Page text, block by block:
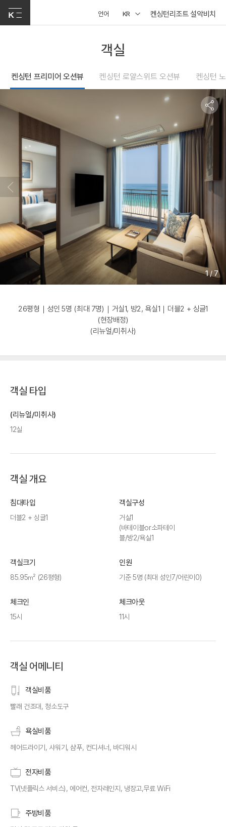
언어 KR 켄싱턴리조트 설악비치
객실
켄싱턴 프리미어 오션뷰 켄싱턴 로얄스위트 오션뷰 켄싱턴
1/7
26평형｜성인 5명 (최대 7명)｜거실1, 방2, 욕실1｜더블2 + 싱글1
(현장배정)
(리뉴얼/미취사)
객실 타입
(리뉴얼/미취사)
12실
객실 개요
침대타입
더블2 + 싱글1
객실구성
거실1
(바테이블or소파테이
블/방2/욕실1
객실크기
85.95㎡ (26평형)
인원
기준 5명 (최대 성인7/어린이0)
체크인
15시
체크아웃
11시
객실 어메니티
객실비품
빨래 건조대, 청소도구
욕실비품
헤어드라이기, 샤워기, 샴푸, 컨디셔너, 바디워시
전자비품
TV(넷플릭스 서비스), 에어컨, 전자레인지, 냉장고,무료 WiFi
주방비품